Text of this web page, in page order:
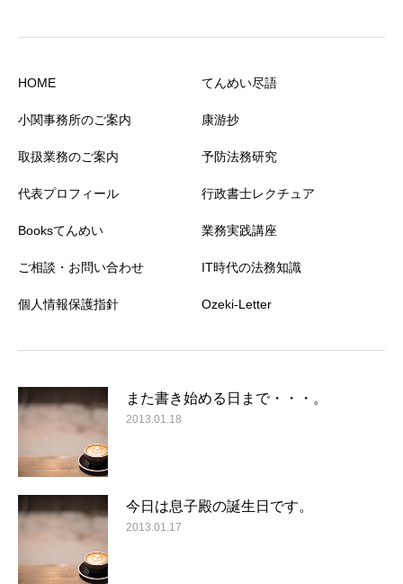
HOME
小関事務所のご案内
取扱業務のご案内
代表プロフィール
Booksてんめい
ご相談・お問い合わせ
個人情報保護指針
てんめい尽語
康游抄
予防法務研究
行政書士レクチュア
業務実践講座
IT時代の法務知識
Ozeki-Letter
また書き始める日まで・・・。
2013.01.18
今日は息子殿の誕生日です。
2013.01.17